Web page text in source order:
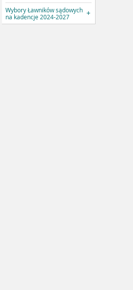
Wybory Ławników sądowych
na kadencje 2024-2027